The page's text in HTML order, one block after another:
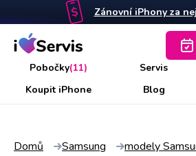
Zánovní iPhony za
Pobočky(11) Servis
Koupit iPhone
Blog
Domů Samsung modely